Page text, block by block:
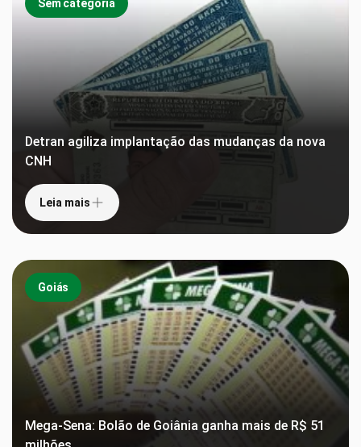
Sem categoria
Detran agiliza implantação das mudanças da nova
CNH
Leia mais
Goiás
Mega-Sena: Bolão de Goiânia ganha mais de R$ 51